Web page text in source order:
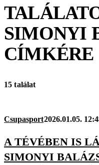
SIMONYI
CÍMKÉRE
15 találat
Csupasport2026.01.05.
A TÉVÉBEN IS
SIMONYI